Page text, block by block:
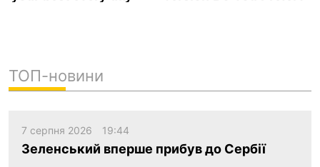
ТОП-новини
7 серпня 2026 19:44
Зеленський вперше прибув до Сербії